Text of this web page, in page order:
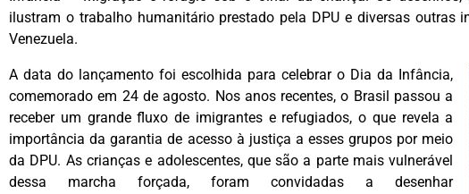
ilustram o trabalho humanitário prestado pela DPU e diversas outras
Venezuela.
A data do lançamento foi escolhida para celebrar o Dia da Infância,
comemorado em 24 de agosto. Nos anos recentes, o Brasil passou a
receber um grande fluxo de imigrantes e refugiados, o que revela a
importância da garantia de acesso à justiça a esses grupos por meio
da DPU. As crianças e adolescentes, que são a parte mais vulnerável
dessa marcha forçada, foram convidadas a desenhar